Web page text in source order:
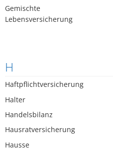
Gemischte
Lebensversicherung
H
Haftpflichtversicherung
Halter
Handelsbilanz
Hausratversicherung
Hausse